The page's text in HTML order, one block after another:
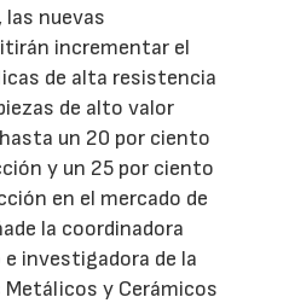
las nuevas
incrementar el
de alta resistencia
de alto valor
un 20 por ciento
y un 25 por ciento
en el mercado de
la coordinadora
investigadora de la
Metálicos y Cerámicos